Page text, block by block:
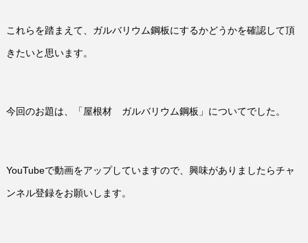
これらを踏まえて、ガルバリウム鋼板にするかどうかを確認して頂
きたいと思います。
今回のお題は、「屋根材 ガルバリウム鋼板」についてでした。
YouTubeで動画をアップしていますので、興味がありましたらチャ
ンネル登録をお願いします。